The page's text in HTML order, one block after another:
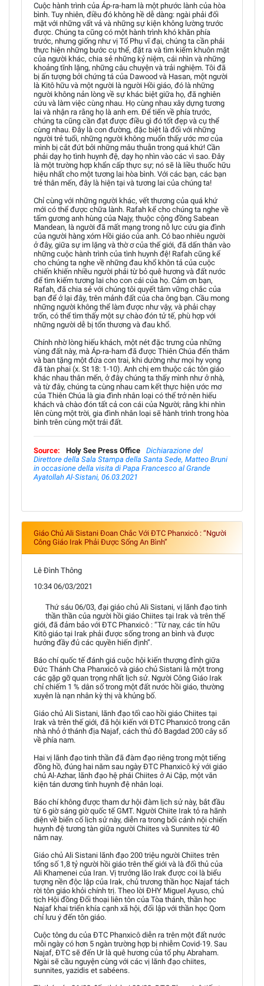
Cuộc hành trình của Áp-ra-ham là một phước lành của hòa
bình. Tuy nhiên, điều đó không hề dễ dàng: ngài phải đối
mặt với những vất vả và những sự kiện không lường trước
được. Chúng ta cũng có một hành trình khó khăn phía
trước, nhưng giống như vị Tổ Phụ vĩ đại, chúng ta cần phải
thực hiện những bước cụ thể, đặt ra và tìm kiếm khuôn mặt
của người khác, chia sẻ những kỷ niệm, cái nhìn và những
khoảng tĩnh lặng, những câu chuyện và trải nghiệm. Tôi đã
bị ấn tượng bởi chứng tá của Dawood và Hasan, một người
là Kitô hữu và một người là người Hồi giáo, đó là những
người không nản lòng về sự khác biệt giữa họ, đã nghiên
cứu và làm việc cùng nhau. Họ cùng nhau xây dựng tương
lai và nhận ra rằng họ là anh em. Để tiến về phía trước,
chúng ta cũng cần đạt được điều gì đó tốt đẹp và cụ thể
cùng nhau. Đây là con đường, đặc biệt là đối với những
người trẻ tuổi, những người không muốn thấy ước mơ của
mình bị cắt đứt bởi những mâu thuẫn trong quá khứ! Cần
phải dạy họ tình huynh đệ, dạy họ nhìn vào các vì sao. Đây
là một trường hợp khẩn cấp thực sự; nó sẽ là liều thuốc hữu
hiệu nhất cho một tương lai hòa bình. Với các bạn, các bạn
trẻ thân mến, đây là hiện tại và tương lai của chúng ta!
Chỉ cùng với những người khác, vết thương của quá khứ
mới có thể được chữa lành. Rafah kể cho chúng ta nghe về
tấm gương anh hùng của Najy, thuộc cộng đồng Sabean
Mandean, là người đã mất mạng trong nỗ lực cứu gia đình
của người hàng xóm Hồi giáo của anh. Có bao nhiêu người
ở đây, giữa sự im lặng và thờ ơ của thế giới, đã dấn thân vào
những cuộc hành trình của tình huynh đệ! Rafah cũng kể
cho chúng ta nghe về những đau khổ khôn tả của cuộc
chiến khiến nhiều người phải từ bỏ quê hương và đất nước
để tìm kiếm tương lai cho con cái của họ. Cảm ơn bạn,
Rafah, đã chia sẻ với chúng tôi quyết tâm vững chắc của
bạn để ở lại đây, trên mảnh đất của cha ông bạn. Cầu mong
những người không thể làm được như vậy, và phải chạy
trốn, có thể tìm thấy một sự chào đón tử tế, phù hợp với
những người dễ bị tổn thương và đau khổ.
Chính nhờ lòng hiếu khách, một nét đặc trưng của những
vùng đất này, mà Áp-ra-ham đã được Thiên Chúa đến thăm
và ban tặng một đứa con trai, khi dường như mọi hy vọng
đã tàn phai (x. St 18: 1-10). Anh chị em thuộc các tôn giáo
khác nhau thân mến, ở đây chúng ta thấy mình như ở nhà,
và từ đây, chúng ta cùng nhau cam kết thực hiện ước mơ
của Thiên Chúa là gia đình nhân loại có thể trở nên hiếu
khách và chào đón tất cả con cái của Người; rằng khi nhìn
lên cùng một trời, gia đình nhân loại sẽ hành trình trong hòa
bình trên cùng một trái đất.
Source: Holy See Press Office
Dichiarazione del
Direttore della Sala Stampa della Santa Sede, Matteo Bruni
in occasione della visita di Papa Francesco al Grande
Ayatollah Al-Sistani, 06.03.2021
Giáo Chủ Ali Sistani Đoan Chắc Với ĐTC Phanxicô : ‘‘Người
Công Giáo Irak Phải Được Sống An Bình’’
Lê Đình Thông
10:34 06/03/2021
Thứ sáu 06/03, đại giáo chủ Ali Sistani, vị lãnh đạo tinh
thần thần của người hồi giáo Chiites tại Irak và trên thế
giới, đã đảm bảo với ĐTC Phanxicô : ‘‘Từ nay, các tín hữu
Kitô giáo tại Irak phải được sống trong an bình và được
hưởng đầy đủ các quyền hiến định’’.
Báo chí quốc tế đánh giá cuộc hội kiến thượng đỉnh giữa
Đức Thánh Cha Phanxicô và giáo chủ Sistani là một trong
các gặp gỡ quan trọng nhất lịch sử. Người Công Giáo Irak
chỉ chiếm 1 % dân số trong một đất nước hồi giáo, thường
xuyên là nạn nhân kỳ thị và khủng bố.
Giáo chủ Ali Sistani, lãnh đạo tối cao hồi giáo Chiites tại
Irak và trên thế giới, đã hội kiến với ĐTC Phanxicô trong căn
nhà nhỏ ở thánh địa Najaf, cách thủ đô Bagdad 200 cây số
về phía nam.
Hai vị lãnh đạo tinh thần đã đàm đạo riêng trong một tiếng
đồng hồ, đúng hai năm sau ngày ĐTC Phanxicô ký với giáo
chủ Al-Azhar, lãnh đạo hệ phái Chiites ở Ai Cập, một văn
kiện tán dương tình huynh đệ nhân loại.
Báo chí không được tham dư hội đàm lịch sử này, bắt đầu
từ 6 giờ sáng giờ quốc tế GMT. Người Chiite Irak tỏ ra hãnh
diện về biến cố lịch sử này, diễn ra trong bối cảnh nội chiến
huynh đệ tương tàn giữa người Chiites và Sunnites từ 40
năm nay.
Giáo chủ Ali Sistani lãnh đạo 200 triệu người Chiites trên
tổng số 1,8 tỷ người hồi giáo trên thế giới và là đối thủ của
Ali Khamenei của Iran. Vị trưởng lão Irak được coi là biểu
tượng nền độc lập của Irak, chủ trương thần học Najaf tách
rời tôn giáo khỏi chính trị. Theo lời ĐHY Miguel Ayuso, chủ
tịch Hội đồng Đối thoại liên tôn của Tòa thánh, thần học
Najaf khai triển khía cạnh xã hội, đối lập với thần học Qom
chỉ lưu ý đến tôn giáo.
Cuộc tông du của ĐTC Phanxicô diễn ra trên một đất nước
mỗi ngày có hơn 5 ngàn trường hợp bị nhiễm Covid-19. Sau
Najaf, ĐTC sẽ đến Ur là quê hương của tổ phụ Abraham.
Ngài sẽ cầu nguyện cùng với các vị lãnh đạo chiites,
sunnites, yazidis et sabéens.